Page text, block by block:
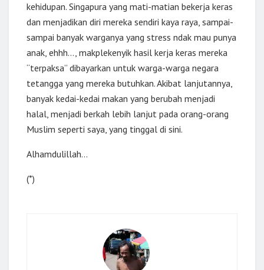
kehidupan. Singapura yang mati-matian bekerja keras
dan menjadikan diri mereka sendiri kaya raya, sampai-
sampai banyak warganya yang stress ndak mau punya
anak, ehhh…, makplekenyik hasil kerja keras mereka
“terpaksa” dibayarkan untuk warga-warga negara
tetangga yang mereka butuhkan. Akibat lanjutannya,
banyak kedai-kedai makan yang berubah menjadi
halal, menjadi berkah lebih lanjut pada orang-orang
Muslim seperti saya, yang tinggal di sini.
Alhamdulillah…
(*)